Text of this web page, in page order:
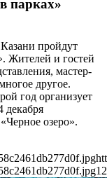
парках»
пройдут
Жителей и гостей
мастер-
другое.
год организует
декабря
озеро».